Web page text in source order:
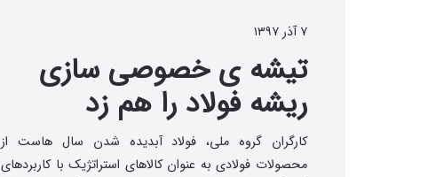
۷ آذر ۱۳۹۷
تیشه ی خصوصی سازی
ریشه فولاد را هم زد
کارگران گروه ملی، فولاد آبدیده شدن سال هاست از
محصولات فولادی به عنوان کالاهای استراتژیک با کاربردهای